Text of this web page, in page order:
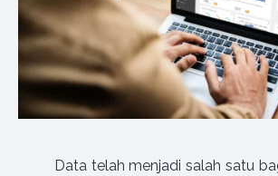
Data telah menjadi salah satu